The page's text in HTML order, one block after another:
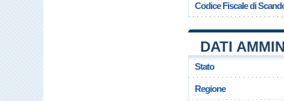
Codice Fiscale di
DATI
Stato
Regione